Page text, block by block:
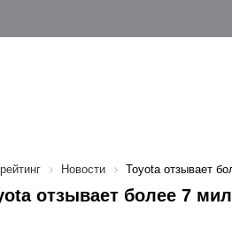
Новости Toyota отзывает
отзывает более 7